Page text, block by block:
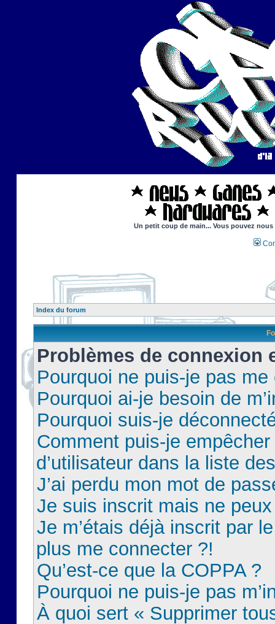
Un petit coup de main... Vous pouvez
Index du forum
Problèmes de connexion
Pourquoi ne puis-je pas
Pourquoi ai-je besoin de
Pourquoi suis-je
Comment puis-je
d’utilisateur dans la liste
J’ai perdu mon mot de
Je suis inscrit mais ne
Je m’étais déjà inscrit par
plus me connecter ?!
Qu’est-ce que la COPPA ?
Pourquoi ne puis-je pas
À quoi sert « Supprimer